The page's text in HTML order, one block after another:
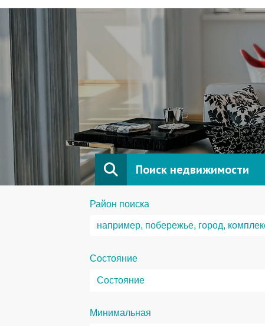
Поиск недвижимости
Район поиска
Состояние
Минимальная